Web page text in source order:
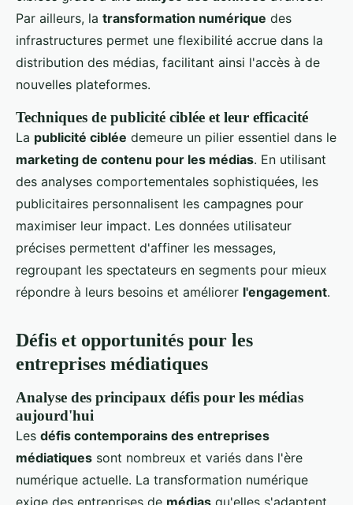
Par ailleurs, la transformation numérique des
infrastructures permet une flexibilité accrue dans la
distribution des médias, facilitant ainsi l'accès à de
nouvelles plateformes.
Techniques de publicité ciblée et leur efficacité
La publicité ciblée demeure un pilier essentiel dans le
marketing de contenu pour les médias. En utilisant
des analyses comportementales sophistiquées, les
publicitaires personnalisent les campagnes pour
maximiser leur impact. Les données utilisateur
précises permettent d'affiner les messages,
regroupant les spectateurs en segments pour mieux
répondre à leurs besoins et améliorer l'engagement.
Défis et opportunités pour les
entreprises médiatiques
Analyse des principaux défis pour les médias
aujourd'hui
Les défis contemporains des entreprises
médiatiques sont nombreux et variés dans l'ère
numérique actuelle. La transformation numérique
exige des entreprises de médias qu'elles s'adaptent